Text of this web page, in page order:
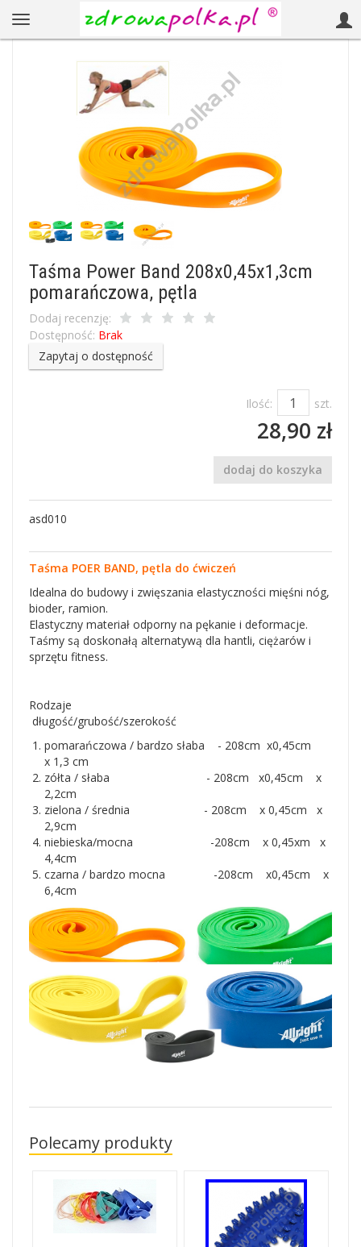
Taśma Power Band 208x0,45x1,3cm
pomarańczowa, pętla
Dodaj recenzję:
Dostępność: Brak
Zapytaj o dostępność
Ilość: szt.
28,90 zł
dodaj do koszyka
asd010
Taśma POER BAND, pętla do ćwiczeń
Idealna do budowy i zwięszania elastyczności mięśni nóg,
bioder, ramion.
Elastyczny materiał odporny na pękanie i deformacje.
Taśmy są doskonałą alternatywą dla hantli, ciężarów i
sprzętu fitness.
Rodzaje
długość/grubość/szerokość
pomarańczowa / bardzo słaba - 208cm x0,45cm
x 1,3 cm
zółta / słaba - 208cm x0,45cm x
2,2cm
zielona / średnia - 208cm x 0,45cm x
2,9cm
niebieska/mocna -208cm x 0,45xm x
4,4cm
czarna / bardzo mocna -208cm x0,45cm x
6,4cm
Polecamy produkty